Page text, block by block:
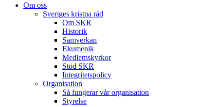
Om oss
Sveriges kristna råd
Om SKR
Historik
Samverkan
Ekumenik
Medlemskyrkor
Stöd SKR
Integritetspolicy
Organisation
Så fungerar vår organisation
Styrelse